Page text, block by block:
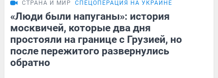
СТРАНА И МИР СПЕЦОПЕРАЦИЯ НА УКРАИНЕ
«Люди были напуганы»: история
москвичей, которые два дня
простояли на границе с Грузией, но
после пережитого развернулись
обратно